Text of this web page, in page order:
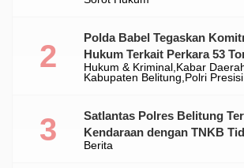
Hukum & Kriminal Kabar
Kabupaten Belitung Polri Presisi
Polda Babel Tegaskan
Hukum Terkait Perkara 53
Ilegal Di Belitung
Berita
Satlantas Polres Belitung
Kendaraan dengan TNKB
Standar